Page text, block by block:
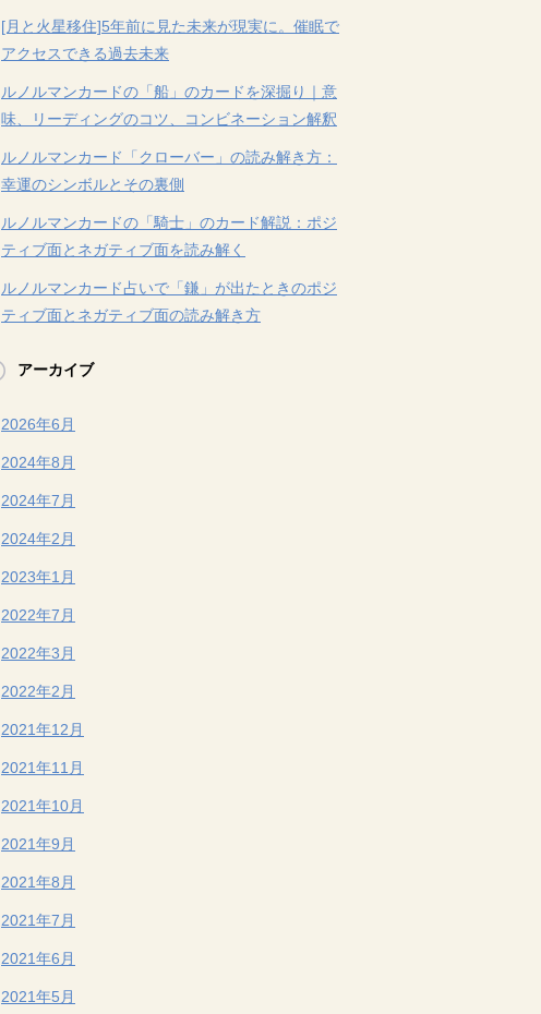
[月と火星移住]5年前に見た未来が現実に。催眠で
アクセスできる過去未来
ルノルマンカードの「船」のカードを深掘り｜意
味、リーディングのコツ、コンビネーション解釈
ルノルマンカード「クローバー」の読み解き方：
幸運のシンボルとその裏側
ルノルマンカードの「騎士」のカード解説：ポジ
ティブ面とネガティブ面を読み解く
ルノルマンカード占いで「鎌」が出たときのポジ
ティブ面とネガティブ面の読み解き方
アーカイブ
2026年6月
2024年8月
2024年7月
2024年2月
2023年1月
2022年7月
2022年3月
2022年2月
2021年12月
2021年11月
2021年10月
2021年9月
2021年8月
2021年7月
2021年6月
2021年5月